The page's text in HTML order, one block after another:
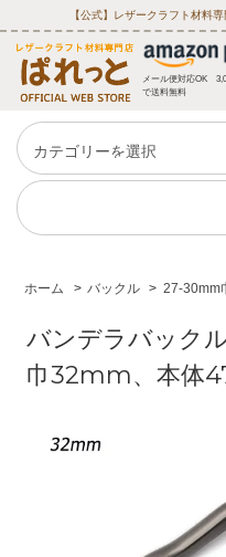
【公式】レザークラフト材料
メール便対応OK
で送料無料
ホーム > バックル > 27-30mm
バンデラバック
巾32mm、本体